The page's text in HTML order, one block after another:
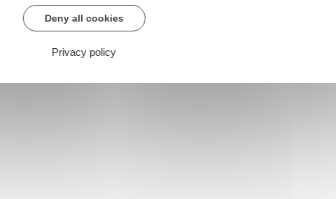
Deny all cookies
Privacy policy